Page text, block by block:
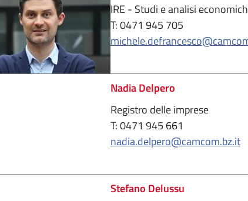
IRE - Studi e analisi
T: 0471 945 705
Nadia Delpero
Registro delle imprese
T: 0471 945 661
nadia.delpero@camcom.bz.it
Stefano Delussu